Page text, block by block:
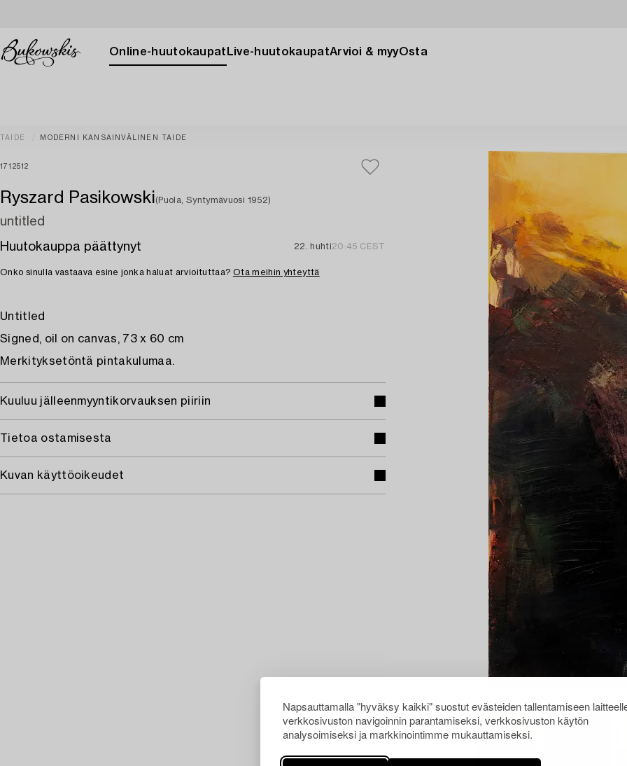
Napsauttamalla "hyväksy kaikki" suostut evästeiden tallentamiseen
verkkosivuston navigoinnin parantamiseksi, verkkosivuston käytön
analysoimiseksi ja markkinointimme mukauttamiseksi.
Online-huutokaupat Live-huutokaupatArvioi & myyOsta
TAIDE MODERNI KANSAINVÄLINEN TAIDE
1712512
Ryszard Pasikowski(Puola, Syntymävuosi 1952)
untitled
Huutokauppa päättynyt
22. huhti20:45 CEST
Onko sinulla vastaava esine jonka haluat arvioituttaa? Ota meihin yhteyttä
Untitled
Signed, oil on canvas, 73 x 60 cm
Merkityksetöntä pintakulumaa.
Kuuluu jälleenmyyntikorvauksen piiriin
Tietoa ostamisesta
Kuvan käyttöoikeudet